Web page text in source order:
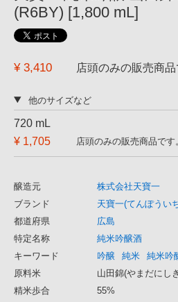
(R6BY) [1,800 mL]
¥ 3,410 店頭のみの販売商品
他のサイズなど
720 mL
¥ 1,705
店頭のみの販売商品です
醸造元
株式会社天寶一
ブランド
天寶一(てんぽうい
都道府県
広島
特定名称
純米吟醸酒
キーワード
吟醸 純米 純米吟
原料米
山田錦(やまだにし
精米歩合
55%